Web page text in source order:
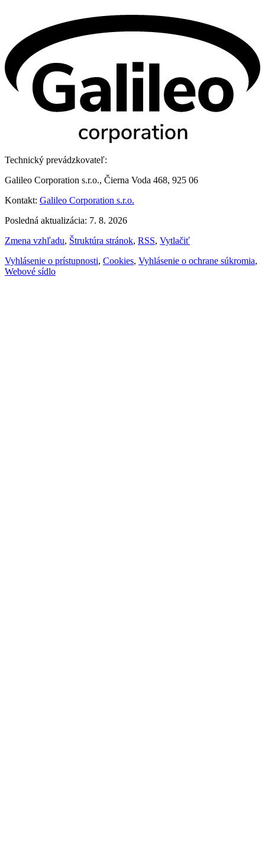
Technický prevádzkovateľ:
Galileo Corporation s.r.o., Čierna Voda 468, 925 06
Kontakt: Galileo Corporation s.r.o.
Posledná aktualizácia: 7. 8. 2026
Zmena vzhľadu, Štruktúra stránok, RSS, Vytlačiť
Vyhlásenie o prístupnosti, Cookies, Vyhlásenie o ochrane súkromia,
Webové sídlo